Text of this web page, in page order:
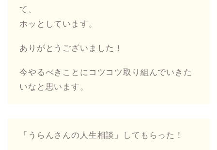
て、
ホッとしています。
ありがとうございました！
今やるべきことにコツコツ取り組んでいきた
いなと思います。
「うらんさんの人生相談」してもらった！